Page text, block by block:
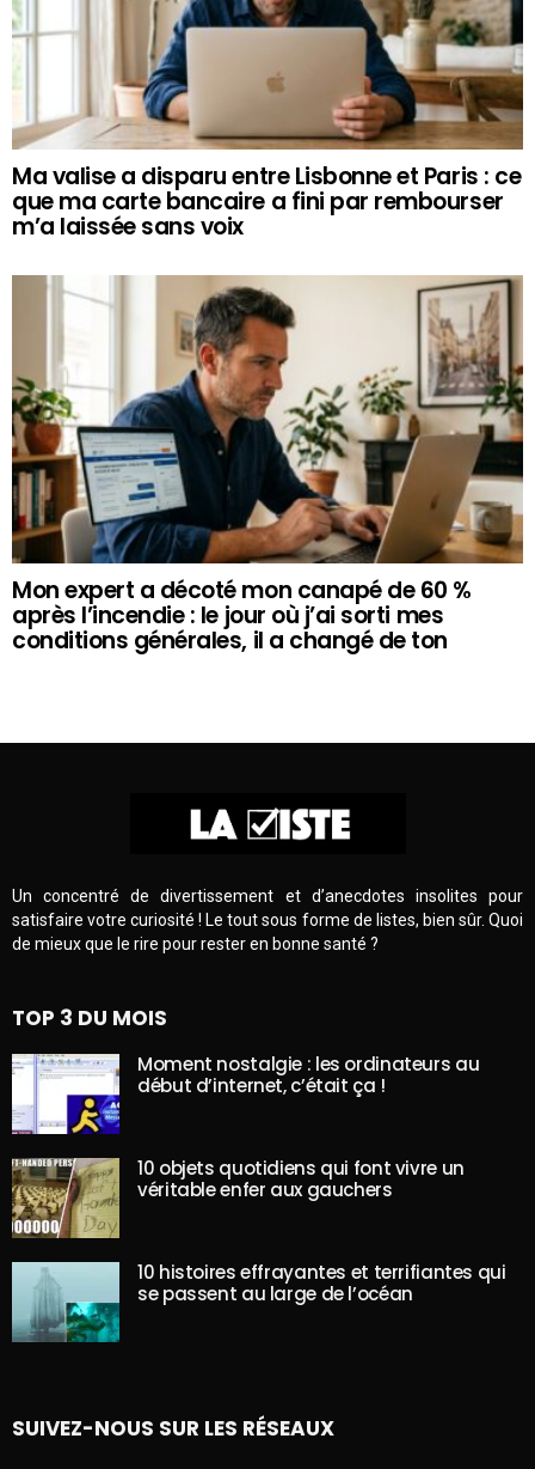
Ma valise a disparu entre Lisbonne et Paris : ce
que ma carte bancaire a fini par rembourser
m’a laissée sans voix
Mon expert a décoté mon canapé de 60 %
après l’incendie : le jour où j’ai sorti mes
conditions générales, il a changé de ton
Un concentré de divertissement et d’anecdotes insolites pour
satisfaire votre curiosité ! Le tout sous forme de listes, bien sûr. Quoi
de mieux que le rire pour rester en bonne santé ?
TOP 3 DU MOIS
Moment nostalgie : les ordinateurs au
début d’internet, c’était ça !
10 objets quotidiens qui font vivre un
véritable enfer aux gauchers
10 histoires effrayantes et terrifiantes qui
se passent au large de l’océan
SUIVEZ-NOUS SUR LES RÉSEAUX